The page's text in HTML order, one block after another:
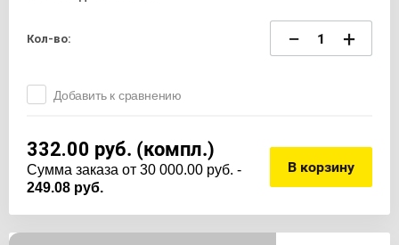
Кол-во: − +
Добавить к сравнению
332.00 руб. (компл.)
Cумма заказа от 30 000.00 руб. -
249.08 руб.
В корзину